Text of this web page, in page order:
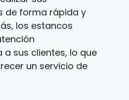
de forma rápida y
los estancos
a sus clientes, lo que
un servicio de